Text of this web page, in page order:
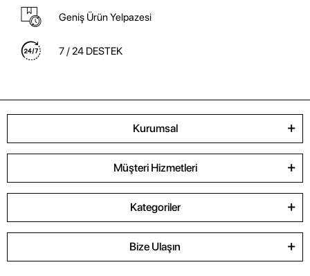
Geniş Ürün Yelpazesi
7 / 24 DESTEK
Kurumsal
Müşteri Hizmetleri
Kategoriler
Bize Ulaşın